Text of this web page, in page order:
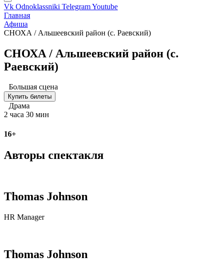
Vk Odnoklassniki TelegramYoutube
Главная
Афиша
СНОХА / Альшеевский район (с. Раевский)
СНОХА / Альшеевский район (с.
Раевский)
Большая сцена
Купить билеты
Драма
2 часа 30 мин
16+
Авторы спектакля
Thomas Johnson
HR Manager
Thomas Johnson